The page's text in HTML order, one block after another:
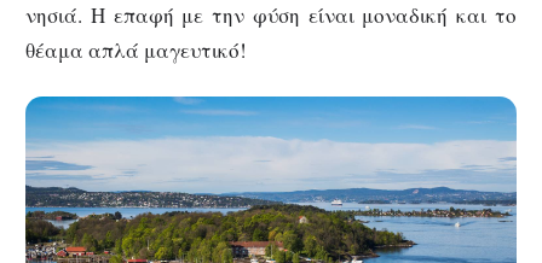
νησιά. Η επαφή με την φύση είναι μοναδική και το
θέαμα απλά μαγευτικό!